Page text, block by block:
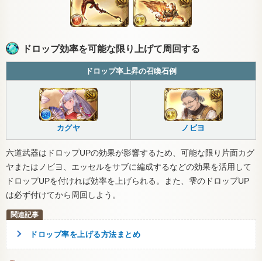
ドロップ効率を可能な限り上げて周回する
ドロップ率上昇の召喚石例
カグヤ ノビヨ
六道武器はドロップUPの効果が影響するため、可能な限り片面カグ
ヤまたはノビヨ、エッセルをサブに編成するなどの効果を活用して
ドロップUPを付ければ効率を上げられる。また、雫のドロップUP
は必ず付けてから周回しよう。
ドロップ率を上げる方法まとめ